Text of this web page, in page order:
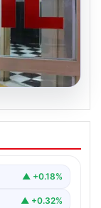
3’ü
▲ +0.18%
▲ +0.32%